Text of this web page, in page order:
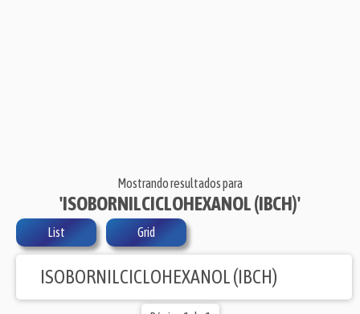
Mostrando resultados para
'ISOBORNILCICLOHEXANOL (IBCH)'
List Grid
ISOBORNILCICLOHEXANOL (IBCH)